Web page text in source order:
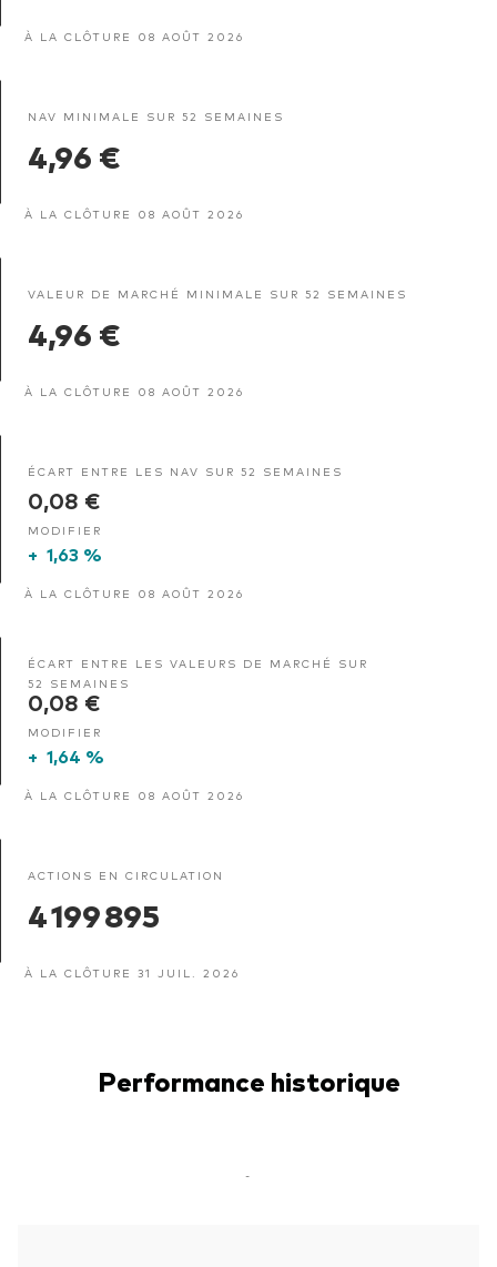
À LA CLÔTURE 08 AOÛT 2026
NAV MINIMALE SUR 52 SEMAINES
4,96 €
À LA CLÔTURE 08 AOÛT 2026
VALEUR DE MARCHÉ MINIMALE SUR 52 SEMAINES
4,96 €
À LA CLÔTURE 08 AOÛT 2026
ÉCART ENTRE LES NAV SUR 52 SEMAINES
0,08 €
MODIFIER
+ 1,63 %
À LA CLÔTURE 08 AOÛT 2026
ÉCART ENTRE LES VALEURS DE MARCHÉ SUR
52 SEMAINES
0,08 €
MODIFIER
+ 1,64 %
À LA CLÔTURE 08 AOÛT 2026
ACTIONS EN CIRCULATION
4 199 895
À LA CLÔTURE 31 JUIL. 2026
Performance historique
-